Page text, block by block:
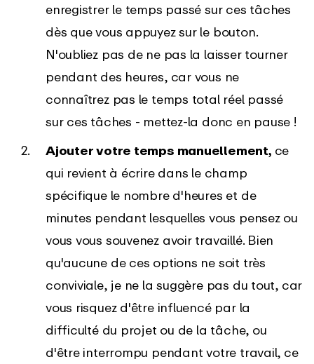
enregistrer le temps passé sur ces tâches
dès que vous appuyez sur le bouton.
N'oubliez pas de ne pas la laisser tourner
pendant des heures, car vous ne
connaîtrez pas le temps total réel passé
sur ces tâches - mettez-la donc en pause !
Ajouter votre temps manuellement, ce
qui revient à écrire dans le champ
spécifique le nombre d'heures et de
minutes pendant lesquelles vous pensez ou
vous vous souvenez avoir travaillé. Bien
qu'aucune de ces options ne soit très
conviviale, je ne la suggère pas du tout, car
vous risquez d'être influencé par la
difficulté du projet ou de la tâche, ou
d'être interrompu pendant votre travail, ce